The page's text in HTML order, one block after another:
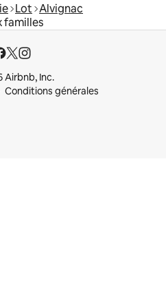
Lot Alvignac
familles
Airbnb, Inc.
Conditions générales